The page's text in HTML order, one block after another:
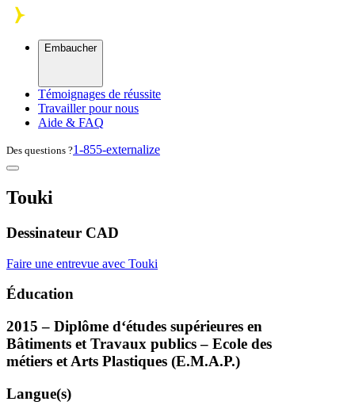
Skip to main content
Embaucher
Témoignages de réussite
Travailler pour nous
Aide & FAQ
Des questions ?1-855-externalize
Touki
Dessinateur CAD
Faire une entrevue avec Touki
Éducation
2015 – Diplôme d‘études supérieures en
Bâtiments et Travaux publics – Ecole des
métiers et Arts Plastiques (E.M.A.P.)
Langue(s)